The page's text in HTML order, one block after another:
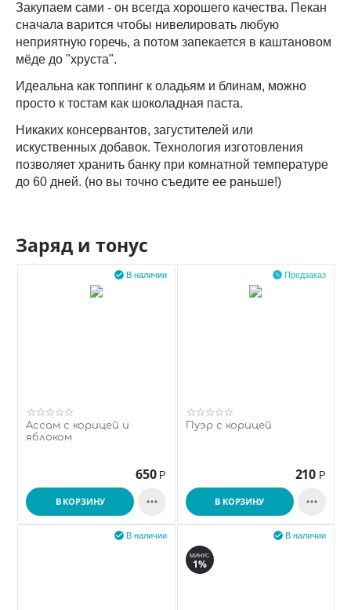
Закупаем сами - он всегда хорошего качества. Пекан
сначала варится чтобы нивелировать любую
неприятную горечь, а потом запекается в каштановом
мёде до "хруста".
Идеальна как топпинг к оладьям и блинам, можно
просто к тостам как шоколадная паста.
Никаких консервантов, загустителей или
искуственных добавок. Технология изготовления
позволяет хранить банку при комнатной температуре
до 60 дней. (но вы точно съедите ее раньше!)
Заряд и тонус
В наличии

Ассам с корицей и
яблоком
650 Р
В КОРЗИНУ 
Предзаказ

Пуэр с корицей
210 Р
В КОРЗИНУ 
В наличии
 В наличии

МИНУС
1%